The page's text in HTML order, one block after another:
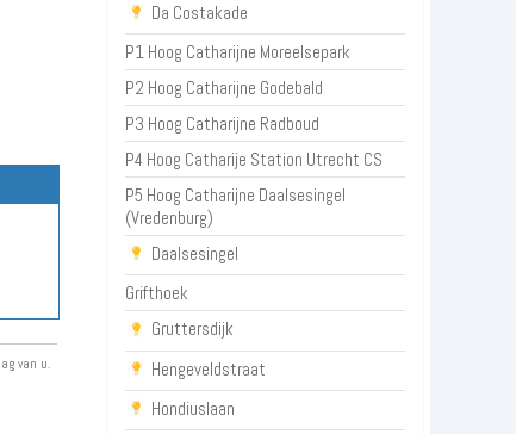
van u.
Da Costakade
P1 Hoog Catharijne Moreelsepark
P2 Hoog Catharijne Godebald
P3 Hoog Catharijne Radboud
P4 Hoog Catharije Station Utrecht CS
P5 Hoog Catharijne Daalsesingel
(Vredenburg)
Daalsesingel
Grifthoek
Gruttersdijk
Hengeveldstraat
Hondiuslaan